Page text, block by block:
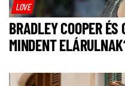
LOVE
BRADLEY COOPER ÉS
MINDENT